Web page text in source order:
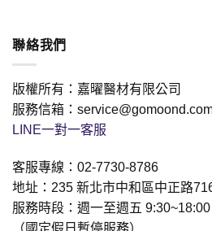
聯絡我們
版權所有：嘉曜醫材有限公司
服務信箱：
LINE一對一客服
客服專線：02-7730-8786
地址：235 新北市中和區中正路
服務時段：週一至週五 9:30~18:00
（國定假日暫停服務）